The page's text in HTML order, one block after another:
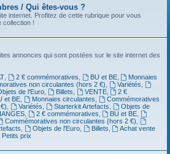
/ Qui êtes-vous ?
internet. Profitez de cette rubrique pour vous
collection !
annonces qui sont postées sur le site internet des
, 2 € commémoratives BU et BE,
Monnaies
non circulantes (hors 2 €) Variétés
de l'Euro, Billets VENTE,
2 €
et BE, Monnaies circulantes
Commémoratives
Variétés Starterkit Artefacts
Objets de
, 2 € commémoratives BU et BE
Commémoratives non circulantes (hors 2 €)
Objets de l'Euro, Billets
Achat vente
Petits prix